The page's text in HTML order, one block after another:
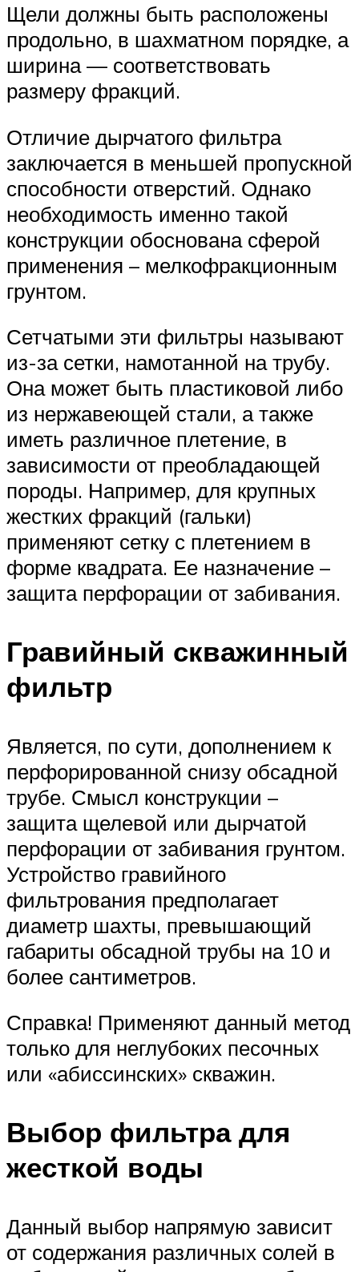
Щели должны быть расположены
продольно, в шахматном порядке, а
ширина — соответствовать
размеру фракций.
Отличие дырчатого фильтра
заключается в меньшей пропускной
способности отверстий. Однако
необходимость именно такой
конструкции обоснована сферой
применения – мелкофракционным
грунтом.
Сетчатыми эти фильтры называют
из-за сетки, намотанной на трубу.
Она может быть пластиковой либо
из нержавеющей стали, а также
иметь различное плетение, в
зависимости от преобладающей
породы. Например, для крупных
жестких фракций (гальки)
применяют сетку с плетением в
форме квадрата. Ее назначение –
защита перфорации от забивания.
Гравийный скважинный
фильтр
Является, по сути, дополнением к
перфорированной снизу обсадной
трубе. Смысл конструкции –
защита щелевой или дырчатой
перфорации от забивания грунтом.
Устройство гравийного
фильтрования предполагает
диаметр шахты, превышающий
габариты обсадной трубы на 10 и
более сантиметров.
Справка! Применяют данный метод
только для неглубоких песочных
или «абиссинских» скважин.
Выбор фильтра для
жесткой воды
Данный выбор напрямую зависит
от содержания различных солей в